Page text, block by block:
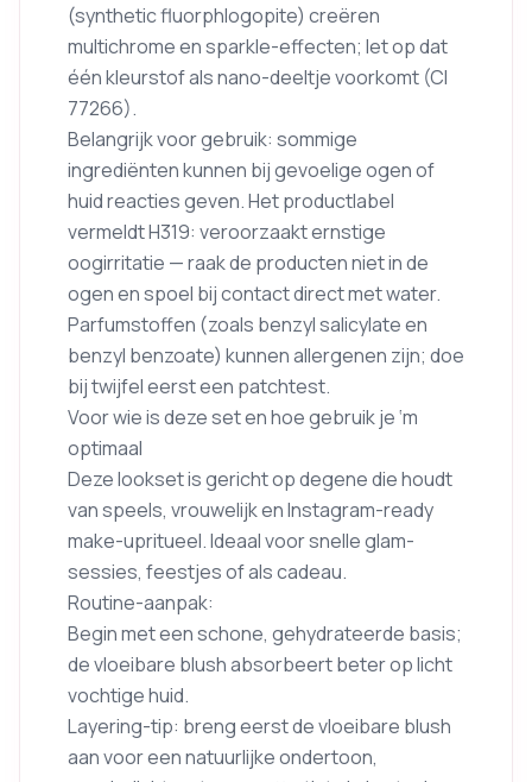
(synthetic fluorphlogopite) creëren
multichrome en sparkle-effecten; let op dat
één kleurstof als nano-deeltje voorkomt (CI
77266).
Belangrijk voor gebruik: sommige
ingrediënten kunnen bij gevoelige ogen of
huid reacties geven. Het productlabel
vermeldt H319: veroorzaakt ernstige
oogirritatie — raak de producten niet in de
ogen en spoel bij contact direct met water.
Parfumstoffen (zoals benzyl salicylate en
benzyl benzoate) kunnen allergenen zijn; doe
bij twijfel eerst een patchtest.
Voor wie is deze set en hoe gebruik je ‘m
optimaal
Deze lookset is gericht op degene die houdt
van speels, vrouwelijk en Instagram-ready
make-upritueel. Ideaal voor snelle glam-
sessies, feestjes of als cadeau.
Routine-aanpak:
Begin met een schone, gehydrateerde basis;
de vloeibare blush absorbeert beter op licht
vochtige huid.
Layering-tip: breng eerst de vloeibare blush
aan voor een natuurlijke ondertoon,